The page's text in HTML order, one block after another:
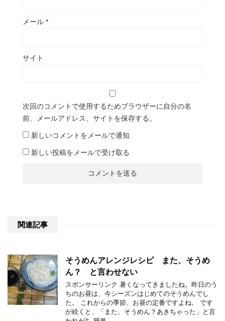
メール *
サイト
次回のコメントで使用するためブラウザーに自分の名
前、メールアドレス、サイトを保存する。
新しいコメントをメールで通知
新しい投稿をメールで受け取る
関連記事
そうめんアレンジレシピ また、そうめ
ん？ と言わせない
スポンサーリンク 暑くなってきましたね。昨日のう
ちのお昼は、今シーズンはじめてのそうめんでし
た。 これからの季節、お昼の定番ですよね。 です
が続くと、「また、そうめん？あきちゃった」と言